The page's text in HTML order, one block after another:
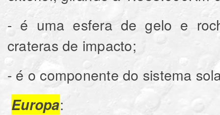
- é uma esfera de gelo e
crateras de impacto;
- é o componente do sistema
Europa: